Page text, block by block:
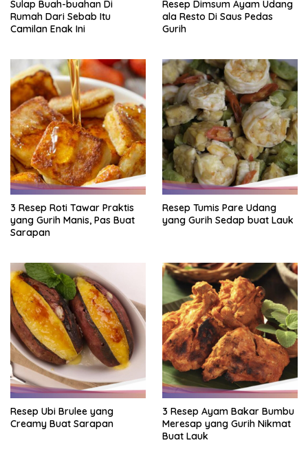
Sulap Buah-buahan Di
Rumah Dari Sebab Itu
Camilan Enak Ini
Resep Dimsum Ayam Udang
ala Resto Di Saus Pedas
Gurih
3 Resep Roti Tawar Praktis
yang Gurih Manis, Pas Buat
Sarapan
Resep Tumis Pare Udang
yang Gurih Sedap buat Lauk
Resep Ubi Brulee yang
Creamy Buat Sarapan
3 Resep Ayam Bakar Bumbu
Meresap yang Gurih Nikmat
Buat Lauk